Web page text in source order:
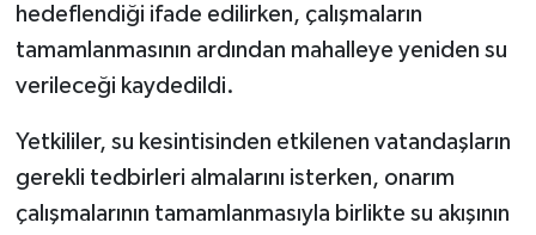
hedeflendiği ifade edilirken, çalışmaların
tamamlanmasının ardından mahalleye yeniden su
verileceği kaydedildi.
Yetkililer, su kesintisinden etkilenen vatandaşların
gerekli tedbirleri almalarını isterken, onarım
çalışmalarının tamamlanmasıyla birlikte su akışının